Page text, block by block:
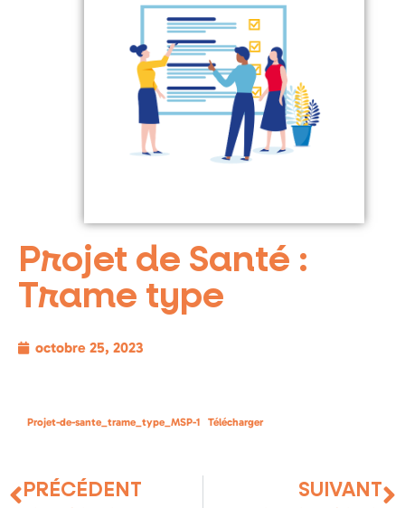
Projet de Santé :
Trame type
octobre 25, 2023
Projet-de-sante_trame_type_MSP-1 Télécharger
PRÉCÉDENT SUIVANT